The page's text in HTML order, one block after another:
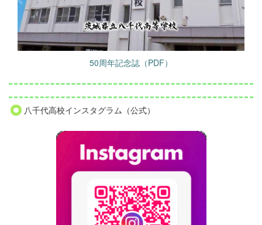
50周年記念誌（PDF）
八千代高校インスタグラム（公式）